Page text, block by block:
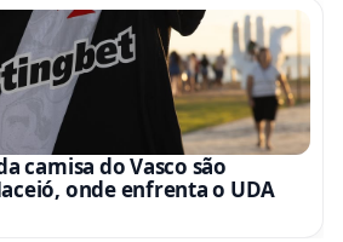
camisa do Vasco são
onde enfrenta o UDA